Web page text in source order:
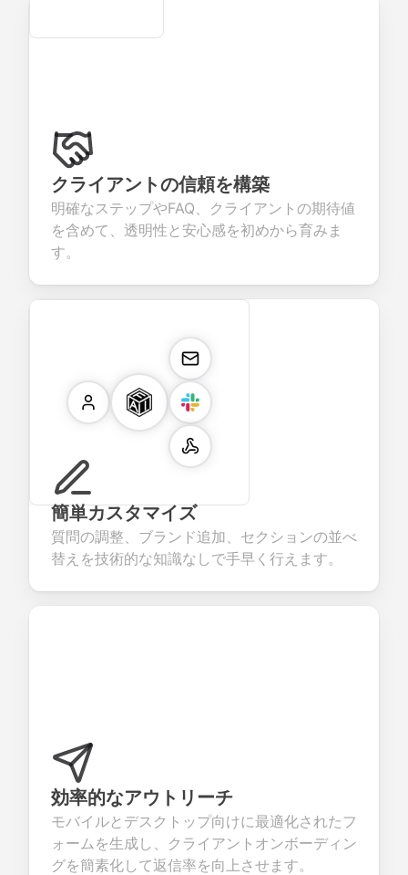
クライアントの信頼を構築
明確なステップやFAQ、クライアントの期待値
を含めて、透明性と安心感を初めから育みま
す。
簡単カスタマイズ
質問の調整、ブランド追加、セクションの並べ
替えを技術的な知識なしで手早く行えます。
効率的なアウトリーチ
モバイルとデスクトップ向けに最適化されたフ
ォームを生成し、クライアントオンボーディン
グを簡素化して返信率を向上させます。